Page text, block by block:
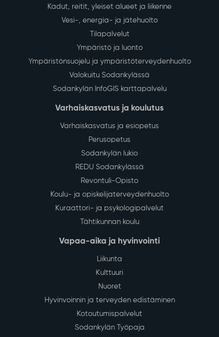
Kadut, reitit, yleiset alueet ja liikenne
Vesi-, energia- ja jätehuolto
Tilapalvelut
Ympäristö ja luonto
Ympäristönsuojelu ja ympäristöterveydenhuolto
Valokuitu Sodankylässä
Sodankylän InfoGIS karttapalvelu
Varhaiskasvatus ja koulutus
Varhaiskasvatus ja esiopetus
Perusopetus
Sodankylän lukio
REDU Sodankylässä
Revontuli-Opisto
Koulu- ja opiskelijaterveydenhuolto
Kuraattori- ja psykologipalvelut
Tähtikunnan koulu
Vapaa-aika ja hyvinvointi
Liikunta
Kulttuuri
Nuoret
Hyvinvoinnin ja terveyden edistäminen
Kotoutumispalvelut
Sodankylän Työpaja